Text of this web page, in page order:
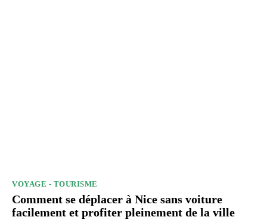
VOYAGE - TOURISME
Comment se déplacer à Nice sans voiture
facilement et profiter pleinement de la ville